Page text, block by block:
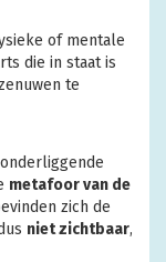
of mentale
die in staat is
te
metafoor van de
zich de
niet zichtbaar,